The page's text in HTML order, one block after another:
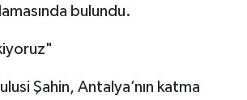
bulundu.
Şahin, Antalya’nın katma